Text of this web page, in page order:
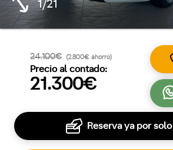
1/21
24.100€ (2.800€ ahorro)
Precio al contado:
21.300€
Reserva ya por solo